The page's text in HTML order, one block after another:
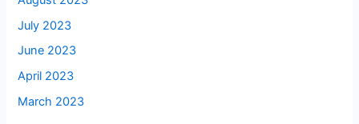
July 2023
June 2023
April 2023
March 2023